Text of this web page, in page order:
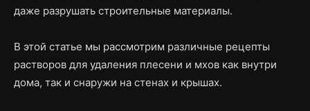
даже разрушать строительные материалы.
В этой статье мы рассмотрим различные рецепты
растворов для удаления плесени и мхов как внутри
дома, так и снаружи на стенах и крышах.